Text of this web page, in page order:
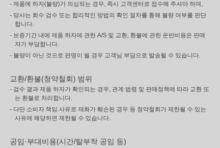
- 제품에 하자(불량)가 의심되는 경우, 즉시 고객센터로 접수해 주셔야 하며,
- 당사는 회수 검수 또는 합리적인 방법의 확인 절차를 통해 불량 여부를 판단
합니다.
- 보증기간 내에 제품 하자에 관한 A/S 및 교환, 환불에 관한 운반비용은 판매
자가 부담합니다.
- 불량이 아닌 것으로 판명이 될 경우 고객님 부담으로 발송될 수 있습니다.
교환/환불(청약철회) 범위
- 검수 결과 제품 하자가 확인되는 경우, 관계 법령 및 판매정책에 따라 교환 또
는 환불로 처리합니다.
- 다만 소비자 책임 사유로 재화가 훼손된 경우 등 청약철회가 제한될 수 있는
사유에 해당하면 제한될 수 있습니다.
공임·부대비용(시간/탈부착 공임 등)